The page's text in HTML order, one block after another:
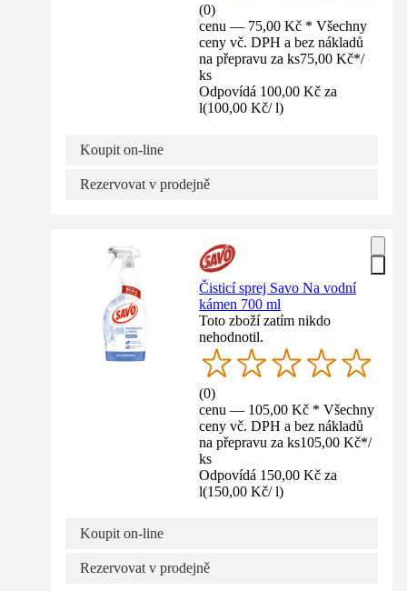
(0)
cenu — 75,00 Kč * Všechny
ceny vč. DPH a bez nákladů
na přepravu za ks75,00 Kč*/
ks
Odpovídá 100,00 Kč za
l(100,00 Kč/ l)
Koupit on-line
Rezervovat v prodejně
Čisticí sprej Savo Na vodní
kámen 700 ml
Toto zboží zatím nikdo
nehodnotil.
(0)
cenu — 105,00 Kč * Všechny
ceny vč. DPH a bez nákladů
na přepravu za ks105,00 Kč*/
ks
Odpovídá 150,00 Kč za
l(150,00 Kč/ l)
Koupit on-line
Rezervovat v prodejně